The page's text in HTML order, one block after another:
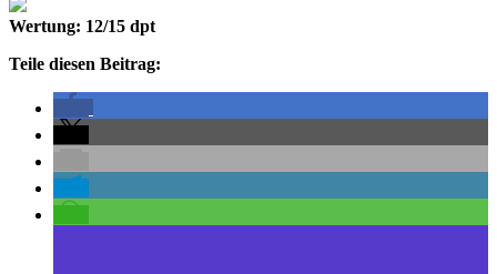
Wertung: 12/15 dpt
Teile diesen Beitrag: